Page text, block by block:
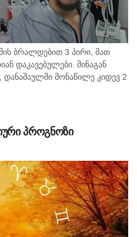
ბრალდებით 3 პირი, მათ
დაკავებულები. შინაგან
დანაშაულში მონაწილე კიდევ 2
ღონისძიებები ტარდება.
თბილისის პოლიციის
პროგნოზი